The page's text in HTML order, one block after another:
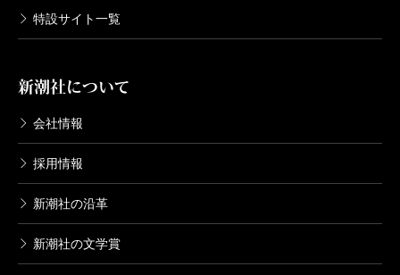
特設サイト一覧
新潮社について
会社情報
採用情報
新潮社の沿革
新潮社の文学賞